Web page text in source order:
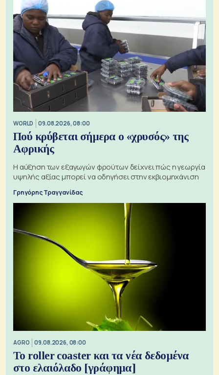
WORLD 09.08.2026, 08:00
Πού κρύβεται σήμερα ο «χρυσός» της
Αφρικής
Η αύξηση των εξαγωγών φρούτων δείχνει πώς η γεωργία
υψηλής αξίας μπορεί να οδηγήσει στην εκβιομηχάνιση
Γρηγόρης Τραγγανίδας
AGRO 09.08.2026, 08:00
Το roller coaster και τα νέα δεδομένα
στο ελαιόλαδο [γράφημα]